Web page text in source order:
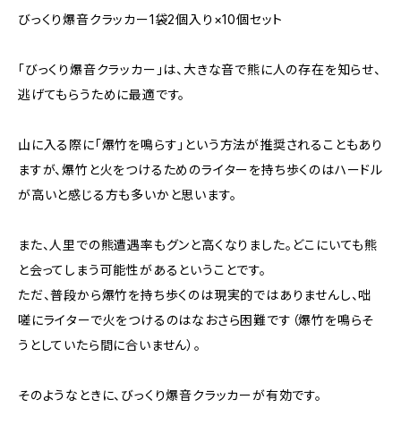
びっくり爆音クラッカー1袋2個入り×10個セット
「びっくり爆音クラッカー」は、大きな音で熊に人の存在を知らせ、
逃げてもらうために最適です。
山に入る際に「爆竹を鳴らす」という方法が推奨されることもあり
ますが、爆竹と火をつけるためのライターを持ち歩くのはハードル
が高いと感じる方も多いかと思います。
また、人里での熊遭遇率もグンと高くなりました。どこにいても熊
と会ってしまう可能性があるということです。
ただ、普段から爆竹を持ち歩くのは現実的ではありませんし、咄
嗟にライターで火をつけるのはなおさら困難です（爆竹を鳴らそ
うとしていたら間に合いません）。
そのようなときに、びっくり爆音クラッカーが有効です。